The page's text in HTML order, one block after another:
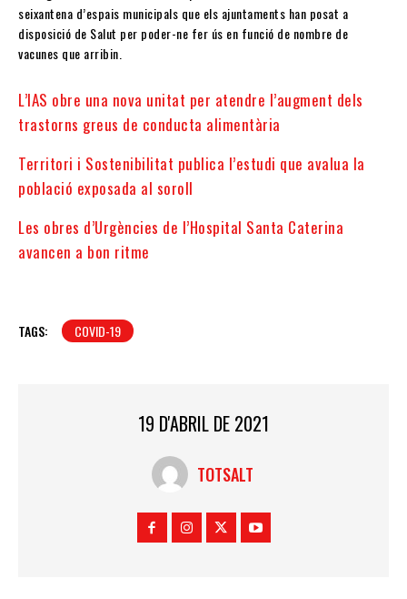
seixantena d’espais municipals que els ajuntaments han posat a
disposició de Salut per poder-ne fer ús en funció de nombre de
vacunes que arribin.
L’IAS obre una nova unitat per atendre l’augment dels
trastorns greus de conducta alimentària
Territori i Sostenibilitat publica l’estudi que avalua la
població exposada al soroll
Les obres d’Urgències de l’Hospital Santa Caterina
avancen a bon ritme
TAGS: COVID-19
19 D'ABRIL DE 2021
TOTSALT